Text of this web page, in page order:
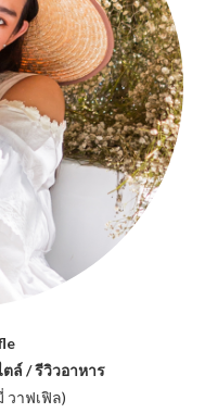
ตล์ / รีวิวอาหาร
วาฟเฟิล)